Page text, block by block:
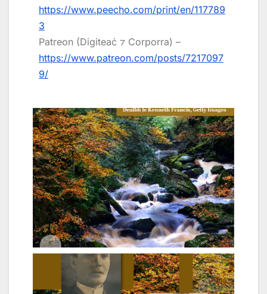
https://www.peecho.com/print/en/117789
3
Patreon (Digiteaċ ⁊ Corporra) –
https://www.patreon.com/posts/7217097
9/